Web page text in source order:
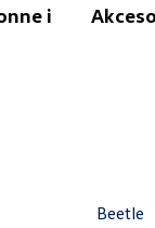
i
925
Beetle